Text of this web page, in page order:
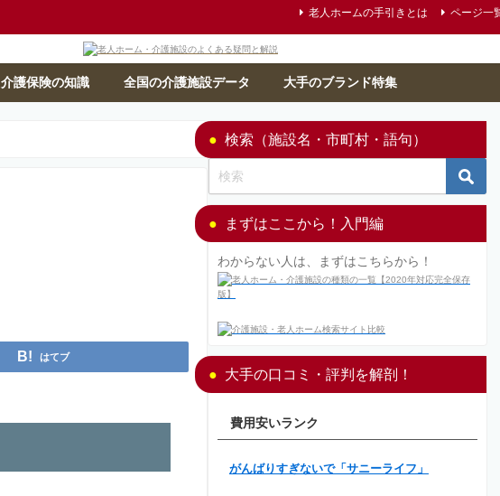
老人ホームの手引きとは ページ一
介護保険の知識 全国の介護施設データ 大手のブランド特集
はてブ
検索（施設名・市町村・語句）
まずはここから！入門編
わからない人は、まずはこちらから！
大手の口コミ・評判を解剖！
費用安いランク
がんばりすぎないで「サニーライフ」